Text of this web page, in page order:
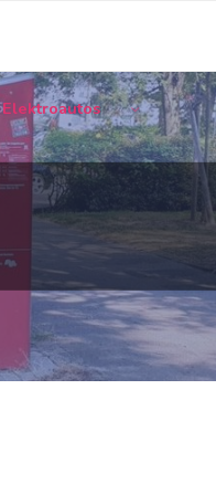
Elektroautos